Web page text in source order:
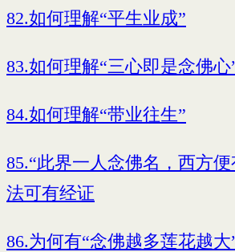
82.如何理解“平生业成”
83.如何理解“三心即是念佛心
84.如何理解“带业往生”
85.“此界一人念佛名，西方
法可有经证
86.为何有“念佛越多莲花越